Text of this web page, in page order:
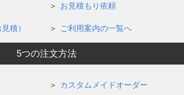
お見積もり依頼
積） ご利用案内の一覧へ
5つの注文方法
カスタムメイドオーダー